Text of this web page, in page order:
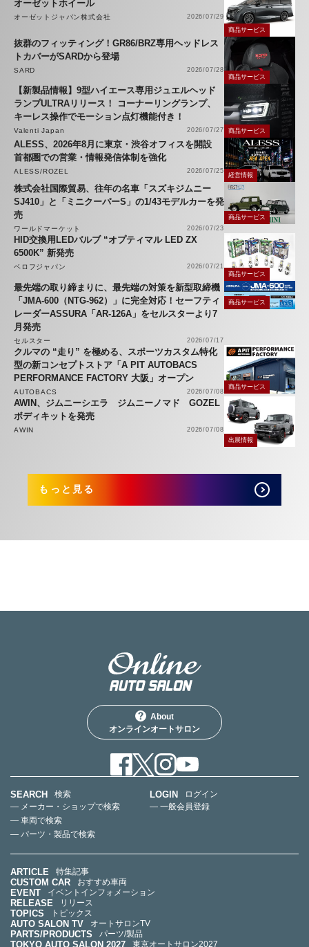
オーゼットホイール
オーゼットジャパン株式会社
2026/07/29
商品サービス
抜群のフィッティング！GR86/BRZ専用ヘッドレス
トカバーがSARDから登場
SARD
2026/07/28
商品サービス
【新製品情報】9型ハイエース専用ジュエルヘッド
ランプULTRAリリース！ コーナーリングランプ、
キーレス操作でモーション点灯機能付き！
Valenti Japan 2026/07/27 商品サービス
ALESS、2026年8月に東京・渋谷オフィスを開設
首都圏での営業・情報発信体制を強化
ALESS/ROZEL 2026/07/25
経営情報
株式会社国際貿易、往年の名車「スズキジムニー
SJ410」と「ミニクーパーS」の1/43モデルカーを発
売
ワールドマーケット 2026/07/23
商品サービス
HID交換用LEDバルブ “オプティマル LED ZX
6500K” 新発売
ベロフジャパン
2026/07/21
商品サービス
最先端の取り締まりに、最先端の対策を新型取締機
「JMA-600（NTG-962）」に完全対応！セーフティ
レーダーASSURA「AR-126A」をセルスターより7
月発売
セルスター 2026/07/17
商品サービス
クルマの “走り” を極める、スポーツカスタム特化
型の新コンセプトストア「A PIT AUTOBACS
PERFORMANCE FACTORY 大阪」オープン
AUTOBACS 2026/07/08
商品サービス
AWIN、ジムニーシエラ ジムニーノマド GOZEL
ボディキットを発売
AWIN
2026/07/08
出展情報
もっと見る
About
オンラインオートサロン
SEARCH
検索
— メーカー・ショップで検索
— 車両で検索
— パーツ・製品で検索
LOGIN
ログイン
— 一般会員登録
ARTICLE 特集記事
CUSTOM CAR おすすめ車両
EVENT イベントインフォメーション
RELEASE リリース
TOPICS トピックス
AUTO SALON TV オートサロンTV
PARTS/PRODUCTS パーツ/製品
TOKYO AUTO SALON 2027 東京オートサロン2027